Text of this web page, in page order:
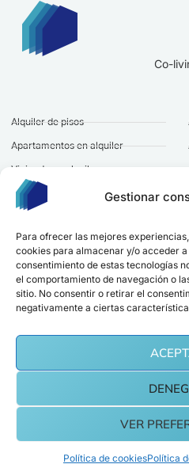
Gestionar
Para ofrecer las mejores
cookies para almacenar y/o acceder
consentimiento de estas tecnologías
el comportamiento de navegación o
sitio. No consentir o retirar el
negativamente a ciertas
VER
Política de cookiesPolítica
Co-
Alquiler de pisos
Apartamentos en alquiler
Vivienda en alquiler
Alquiler de casas
Marcando esta casilla aceptas
Sede en Madrid
Copyright © 2026
derechos
Aviso legal Política de